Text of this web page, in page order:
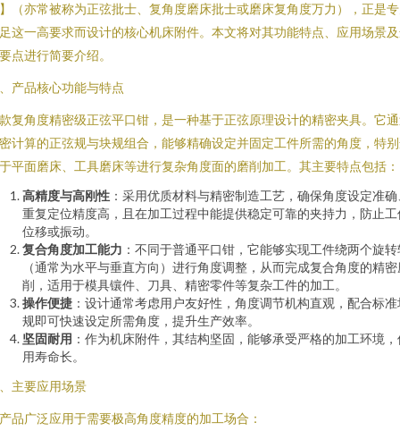
（亦常被称为正弦批士、复角度磨床批士或磨床复角度万力），正是
这一高要求而设计的核心机床附件。本文将对其功能特点、应用场景
点进行简要介绍。
产品核心功能与特点
复角度精密级正弦平口钳，是一种基于正弦原理设计的精密夹具。它
计算的正弦规与块规组合，能够精确设定并固定工件所需的角度，特
平面磨床、工具磨床等进行复杂角度面的磨削加工。其主要特点包括：
高精度与高刚性 ：采用优质材料与精密制造工艺，确保角度设定准确
重复定位精度高，且在加工过程中能提供稳定可靠的夹持力，防止工
位移或振动。
复合角度加工能力 ：不同于普通平口钳，它能够实现工件绕两个旋
（通常为水平与垂直方向）进行角度调整，从而完成复合角度的精
削，适用于模具镶件、刀具、精密零件等复杂工件的加工。
操作便捷 ：设计通常考虑用户友好性，角度调节机构直观，配合标准
规即可快速设定所需角度，提升生产效率。
坚固耐用 ：作为机床附件，其结构坚固，能够承受严格的加工环境，
用寿命长。
主要应用场景
品广泛应用于需要极高角度精度的加工场合：